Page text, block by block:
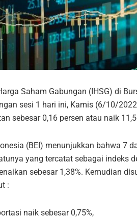
Saham Gabungan (IHSG) di
sesi 1 hari ini, Kamis (6/10/
sebesar 0,16 persen atau naik
(BEI) menunjukkan bahwa 7
yang tercatat sebagai indeks
sebesar 1,38%. Kemudian
:
naik sebesar 0,75%,